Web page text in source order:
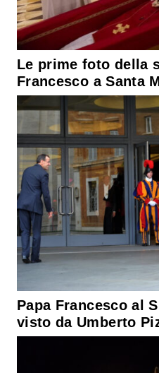
Le prime foto della
Francesco a Santa
Papa Francesco al
visto da Umberto